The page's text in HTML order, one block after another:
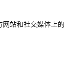
站和社交媒体上的